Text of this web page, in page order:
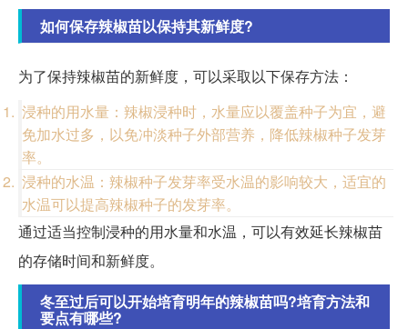
如何保存辣椒苗以保持其新鲜度?
为了保持辣椒苗的新鲜度，可以采取以下保存方法：
浸种的用水量：辣椒浸种时，水量应以覆盖种子为宜，避
免加水过多，以免冲淡种子外部营养，降低辣椒种子发芽
率。
浸种的水温：辣椒种子发芽率受水温的影响较大，适宜的
水温可以提高辣椒种子的发芽率。
通过适当控制浸种的用水量和水温，可以有效延长辣椒苗
的存储时间和新鲜度。
冬至过后可以开始培育明年的辣椒苗吗?培育方法和
要点有哪些?